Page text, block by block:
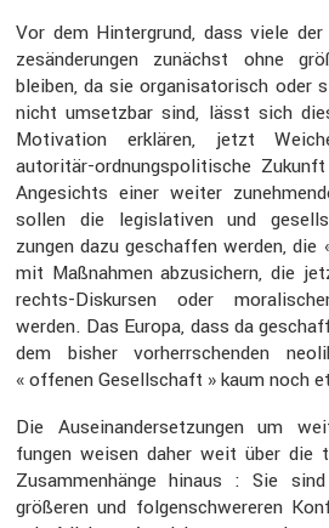
Vor dem Hinter­grund, dass viele
zes­än­de­rungen zunächst ohne
bleiben, da sie organi­sa­to­risch oder
nicht umsetzbar sind, lässt sich
Motiva­tion erklären, jetzt
autoritär-ordnungs­po­li­ti­sche
Angesichts einer weiter
sollen die legis­la­tiven und
zungen dazu geschaffen werden, die
mit Maßnahmen abzusi­chern, die
rechts-Diskursen oder
werden. Das Europa, dass da
dem bisher vorherr­schenden
« offenen Gesell­schaft » kaum noch
Die Ausein­an­der­set­zungen um
fungen weisen daher weit über die
Zusam­men­hänge hinaus : Sie
größeren und folgen­schwe­reren